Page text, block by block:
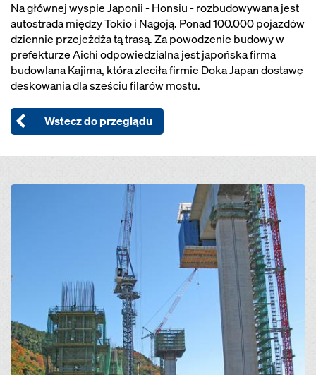
Na głównej wyspie Japonii - Honsiu - rozbudowywana jest
autostrada między Tokio i Nagoją. Ponad 100.000 pojazdów
dziennie przejeżdża tą trasą. Za powodzenie budowy w
prefekturze Aichi odpowiedzialna jest japońska firma
budowlana Kajima, która zleciła firmie Doka Japan dostawę
deskowania dla sześciu filarów mostu.
Wstecz do przeglądu
Open